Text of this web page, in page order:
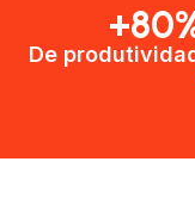
De